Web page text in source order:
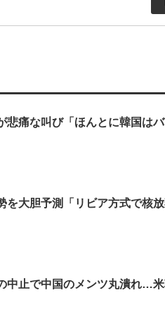
悲痛な叫び「ほんとに韓国は
を大胆予測「リビア方式で核
中止で中国のメンツ丸潰れ…